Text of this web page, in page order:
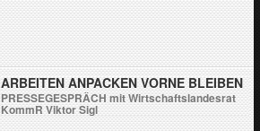
ARBEITEN ANPACKEN VORNE BLEIBEN
PRESSEGESPRÄCH mit Wirtschaftslandesrat
KommR Viktor Sigl